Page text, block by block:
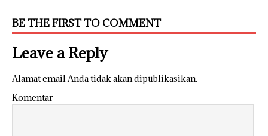
BE THE FIRST TO COMMENT
Leave a Reply
Alamat email Anda tidak akan dipublikasikan.
Komentar